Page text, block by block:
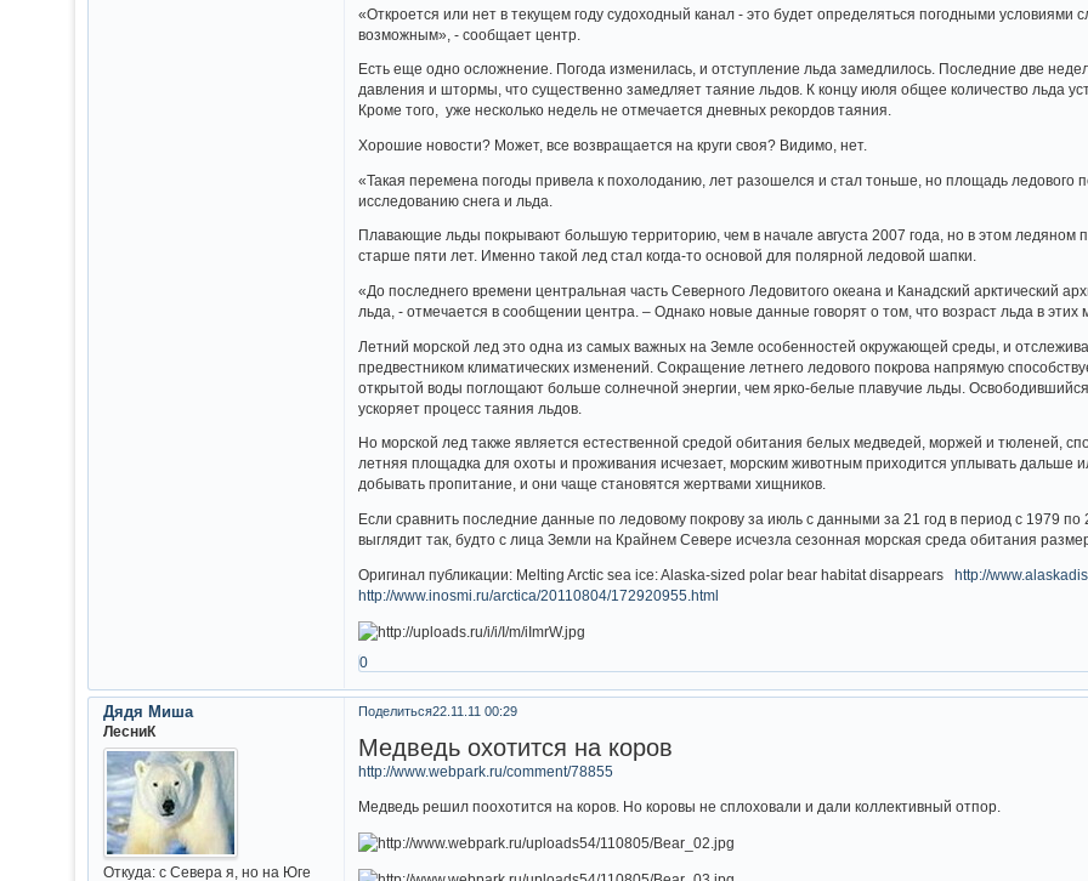
«Откроется или нет в текущем году судоходный канал - это будет определяться погодными условиями
возможным», - сообщает центр.
Есть еще одно осложнение. Погода изменилась, и отступление льда замедлилось. Последние две
давления и штормы, что существенно замедляет таяние льдов. К концу июля общее количество льда
Кроме того, уже несколько недель не отмечается дневных рекордов таяния.
Хорошие новости? Может, все возвращается на круги своя? Видимо, нет.
«Такая перемена погоды привела к похолоданию, лет разошелся и стал тоньше, но площадь ледового
исследованию снега и льда.
Плавающие льды покрывают большую территорию, чем в начале августа 2007 года, но в этом ледяном
старше пяти лет. Именно такой лед стал когда-то основой для полярной ледовой шапки.
«До последнего времени центральная часть Северного Ледовитого океана и Канадский арктический
льда, - отмечается в сообщении центра. – Однако новые данные говорят о том, что возраст льда в этих
Летний морской лед это одна из самых важных на Земле особенностей окружающей среды, и
предвестником климатических изменений. Сокращение летнего ледового покрова напрямую
открытой воды поглощают больше солнечной энергии, чем ярко-белые плавучие льды.
ускоряет процесс таяния льдов.
Но морской лед также является естественной средой обитания белых медведей, моржей и тюленей,
летняя площадка для охоты и проживания исчезает, морским животным приходится уплывать дальше
добывать пропитание, и они чаще становятся жертвами хищников.
Если сравнить последние данные по ледовому покрову за июль с данными за 21 год в период с 1979
выглядит так, будто с лица Земли на Крайнем Севере исчезла сезонная морская среда обитания
Оригинал публикации: Melting Arctic sea ice: Alaska-sized polar bear habitat disappearshttp://
http://www.inosmi.ru/arctica/20110804/172920955.html
0
Поделиться22.11.11 00:29
Дядя Миша
ЛесниК
Откуда:с Севера я, но на Юге
Медведь охотится на коров
http://www.webpark.ru/comment/78855
Медведь решил поохотится на коров. Но коровы не сплоховали и дали коллективный отпор.